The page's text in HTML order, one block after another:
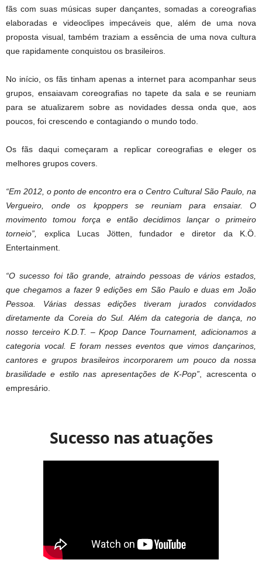
fãs com suas músicas super dançantes, somadas a coreografias
elaboradas e videoclipes impecáveis que, além de uma nova
proposta visual, também traziam a essência de uma nova cultura
que rapidamente conquistou os brasileiros.
No início, os fãs tinham apenas a internet para acompanhar seus
grupos, ensaiavam coreografias no tapete da sala e se reuniam
para se atualizarem sobre as novidades dessa onda que, aos
poucos, foi crescendo e contagiando o mundo todo.
Os fãs daqui começaram a replicar coreografias e eleger os
melhores grupos covers.
“Em 2012, o ponto de encontro era o Centro Cultural São Paulo, na
Vergueiro, onde os kpoppers se reuniam para ensaiar. O
movimento tomou força e então decidimos lançar o primeiro
torneio”,
explica Lucas Jötten, fundador e diretor da K.Ö.
Entertainment.
“O sucesso foi tão grande, atraindo pessoas de vários estados,
que chegamos a fazer 9 edições em São Paulo e duas em João
Pessoa. Várias dessas edições tiveram jurados convidados
diretamente da Coreia do Sul. Além da categoria de dança, no
nosso terceiro K.D.T. – Kpop Dance Tournament, adicionamos a
categoria vocal. E foram nesses eventos que vimos dançarinos,
cantores e grupos brasileiros incorporarem um pouco da nossa
brasilidade e estilo nas apresentações de K-Pop” , acrescenta o
empresário.
Sucesso nas atuações